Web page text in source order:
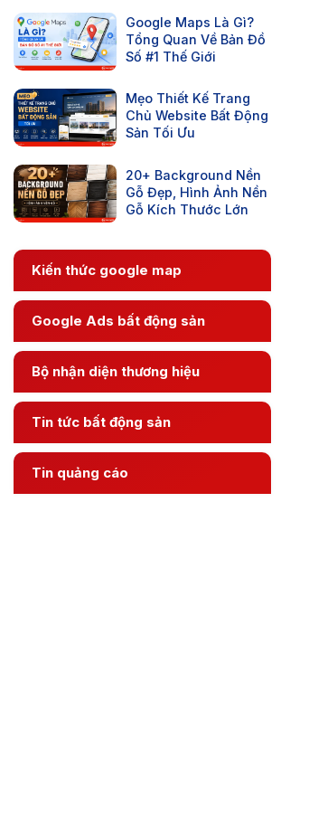
Google Maps Là Gì?
Tổng Quan Về Bản Đồ
Số #1 Thế Giới
Mẹo Thiết Kế Trang
Chủ Website Bất Động
Sản Tối Ưu
20+ Background Nền
Gỗ Đẹp, Hình Ảnh Nền
Gỗ Kích Thước Lớn
Kiến thức google map
Google Ads bất động sản
Bộ nhận diện thương hiệu
Tin tức bất động sản
Tin quảng cáo